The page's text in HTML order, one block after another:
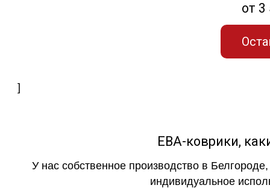
от 3
]
ЕВА-коврики,
У нас собственное производство в
индивидуальное